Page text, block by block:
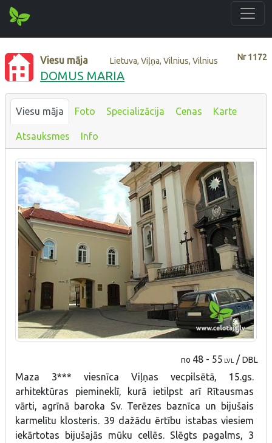
Nr1172
Viesu māja Lietuva, Viļņa, Vilnius, Vilnius
DOMUS MARIA
Viesu māja Foto Specializācija Cenas Karte
Atsauksmes Info
no 48 - 55 LVL /DBL
Maza 3*** viesnīca Viļņas vecpilsētā, 15.gs.
arhitektūras piemineklī, kurā ietilpst arī Rītausmas
vārti, agrīnā baroka Sv. Terēzes baznīca un bijušais
karmelītu klosteris. 39 dažādu ērtību istabas viesiem
iekārtotas bijušajās mūku cellēs. Slēgts pagalms, 3